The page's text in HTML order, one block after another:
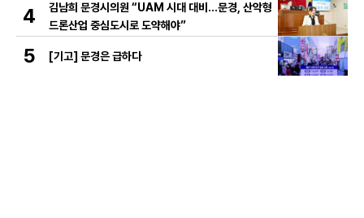
4
김남희 문경시의원 “UAM 시대 대비…문경, 산악형
드론산업 중심도시로 도약해야”
5 [기고] 문경은 급하다